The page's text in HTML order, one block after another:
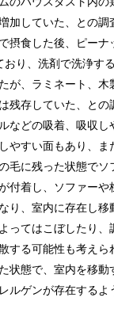
加していた、との調
摂食した後、ピー
おり、洗剤で洗浄す
が、ラミネート、
残存していた、と
などの吸着、吸収し
やすい面もあり、ま
毛に残った状態でソ
付着し、ソファーや
り、室内に存在し移
ってはこぼしたり、
する可能性も考えら
状態で、室内を移
ルゲンが存在するよ